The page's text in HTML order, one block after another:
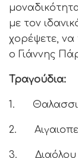
με τον
χορέψετε, να
ο Γιάννης
Τραγούδια:
1.
2.
3. Διαόλου